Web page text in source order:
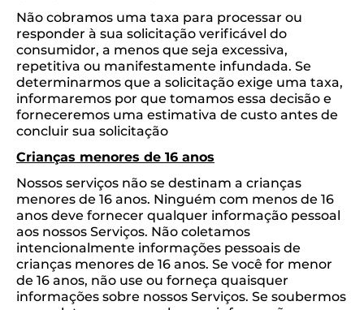
Não cobramos uma taxa para processar ou
responder à sua solicitação verificável do
consumidor, a menos que seja excessiva,
repetitiva ou manifestamente infundada. Se
determinarmos que a solicitação exige uma taxa,
informaremos por que tomamos essa decisão e
forneceremos uma estimativa de custo antes de
concluir sua solicitação
Crianças menores de 16 anos
Nossos serviços não se destinam a crianças
menores de 16 anos. Ninguém com menos de 16
anos deve fornecer qualquer informação pessoal
aos nossos Serviços. Não coletamos
intencionalmente informações pessoais de
crianças menores de 16 anos. Se você for menor
de 16 anos, não use ou forneça quaisquer
informações sobre nossos Serviços. Se soubermos